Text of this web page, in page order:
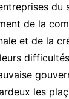
du
de la
et de la
les